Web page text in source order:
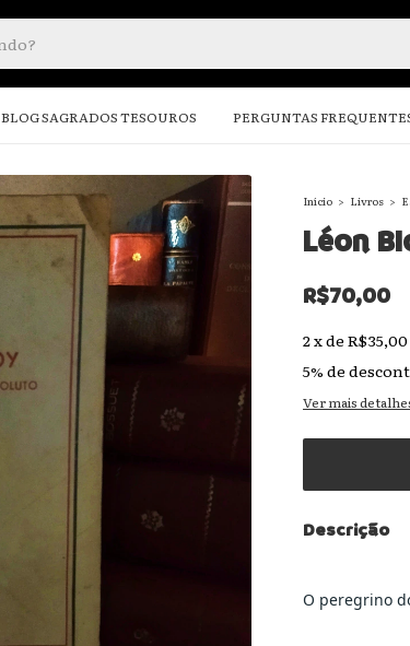
BLOG SAGRADOS TESOUROS PERGUNTAS
Início > Livros >
Léon
R$70,00
2xde R$35,00
5% de
Ver mais
Descrição
O peregrino